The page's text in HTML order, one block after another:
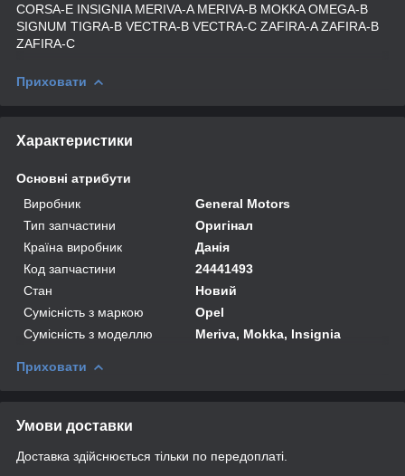
CORSA-E INSIGNIA MERIVA-A MERIVA-B MOKKA OMEGA-B
SIGNUM TIGRA-B VECTRA-B VECTRA-C ZAFIRA-A ZAFIRA-B
ZAFIRA-C
Приховати
Характеристики
Основні атрибути
Виробник
General Motors
Тип запчастини
Оригінал
Країна виробник
Данія
Код запчастини
24441493
Стан
Новий
Сумісність з маркою
Opel
Сумісність з моделлю
Meriva, Mokka, Insignia
Приховати
Умови доставки
Доставка здійснюється тільки по передоплаті.